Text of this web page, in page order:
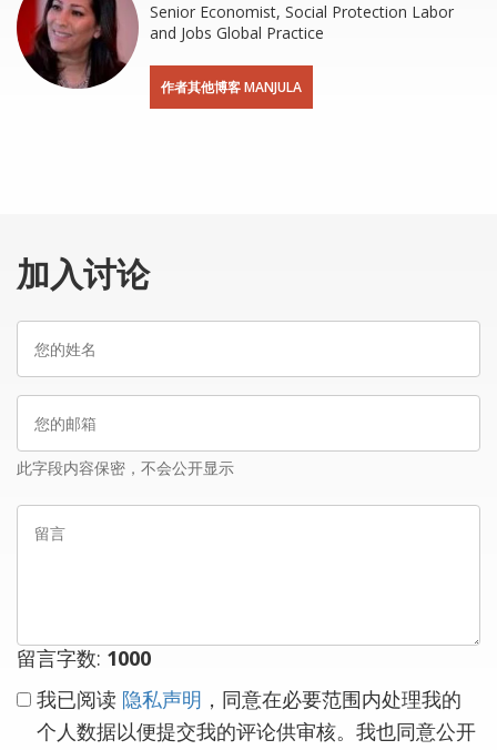
Senior Economist, Social Protection Labor
and Jobs Global Practice
作者其他博客 MANJULA
加入讨论
邮
此字段内容保密，不会公开显示
留言字数: 1000
我已阅读 隐私声明 ，同意在必要范围内处理我的
个人数据以便提交我的评论供审核。我也同意公开